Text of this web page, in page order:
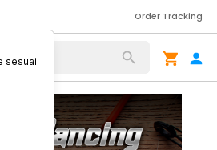
Order Tracking
sesuai